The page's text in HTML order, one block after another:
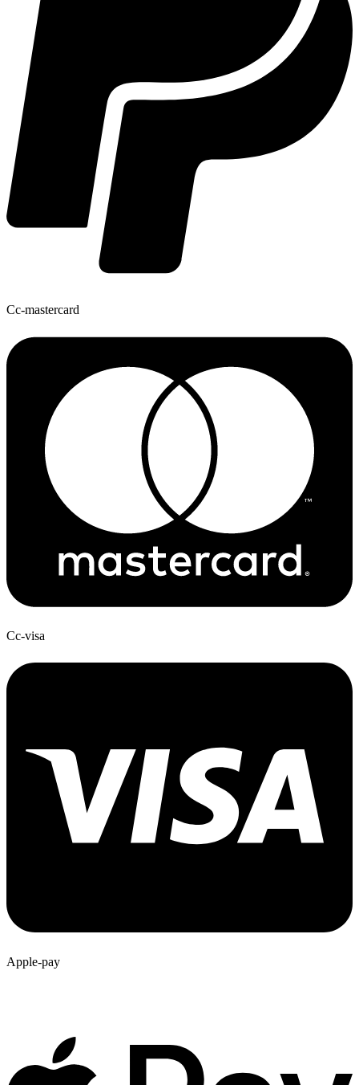
Cc-mastercard
Cc-visa
Apple-pay